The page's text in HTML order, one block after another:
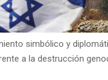
simbólico y
a la destrucción